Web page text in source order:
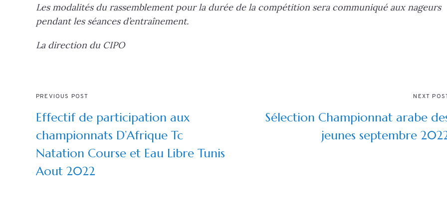
Les modalités du rassemblement pour la durée de la compétition sera communiqué aux nageurs
pendant les séances d’entraînement.
La direction du CIPO
PREVIOUS POST
Effectif de participation aux
championnats D’Afrique Tc
Natation Course et Eau Libre Tunis
Aout 2022
NEXT
Sélection Championnat arabe
jeunes septembre